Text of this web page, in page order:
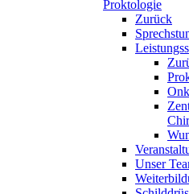
Proktologie
Zurück
Unser